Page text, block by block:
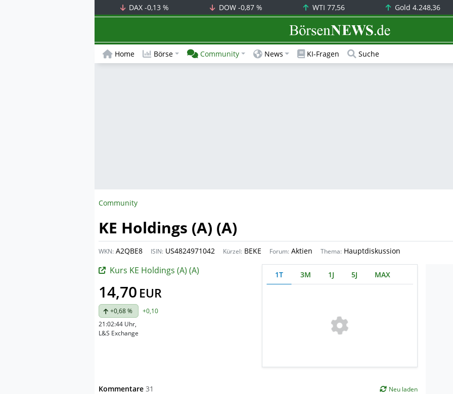
DAX-0,13 % DOW -0,87 % WTI 77,56 Gold 4.248,36
BörsenNEWS.de
Home Börse Community News KI-Fragen Suche
Community
KE Holdings (A) (A)
WKN: A2QBE8 ISIN: US4824971042 Kürzel: BEKE Forum: Aktien Thema: Hauptdiskussion
Kurs KE Holdings (A) (A)
14,70 EUR
+0,68 %
+0,10
21:02:44 Uhr,
L&S Exchange
1T 3M 1J 5J MAX
Kommentare 31 Neu laden